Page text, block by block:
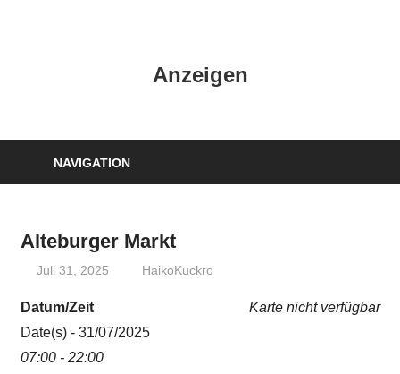
Anzeigen
NAVIGATION
Alteburger Markt
Juli 31, 2025 HaikoKuckro
Karte nicht verfügbar
Datum/Zeit
Date(s) - 31/07/2025
07:00 - 22:00